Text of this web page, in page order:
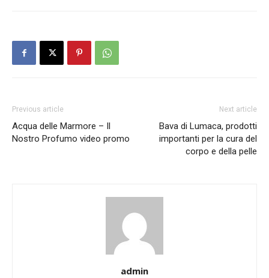
Previous article
Acqua delle Marmore – Il
Nostro Profumo video promo
Next article
Bava di Lumaca, prodotti
importanti per la cura del
corpo e della pelle
admin